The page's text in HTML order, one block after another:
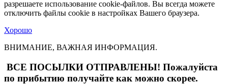
разрешаете использование cookie-файлов. Вы всегда можете
отключить файлы cookie в настройках Вашего браузера.
Хорошо
ВНИМАНИЕ, ВАЖНАЯ ИНФОРМАЦИЯ.
ВСЕ ПОСЫЛКИ ОТПРАВЛЕНЫ! Пожалуйста
по прибытию получайте как можно скорее.